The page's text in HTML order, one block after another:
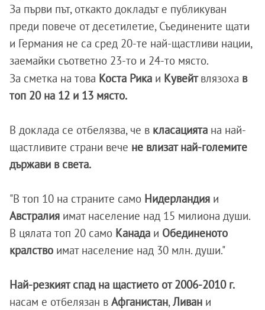
За първи път, откакто докладът е публикуван
преди повече от десетилетие, Съединените щати
и Германия не са сред 20-те най-щастливи нации,
заемайки съответно 23-то и 24-то място.
За сметка на това Коста Рика и Кувейтвлязоха в
топ 20 на 12 и 13 място.
В доклада се отбелязва, че в класацията на най-
щастливите страни вече не влизат най-големите
държави в света.
"В топ 10 на страните само Нидерландия и
Австралия имат население над 15 милиона души.
В цялата топ 20 само Канада и Обединеното
кралство имат население над 30 млн. души."
Най-резкият спад на щастието от 2006-2010 г.
насам е отбелязан в Афганистан,Ливан и